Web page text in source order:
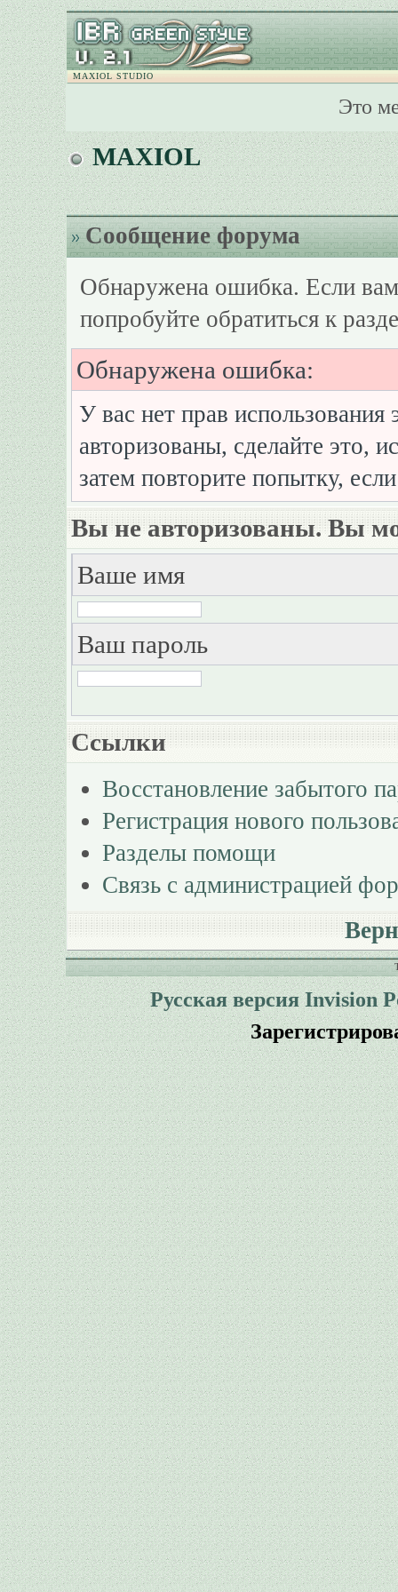
MAXIOL STUDIO
Это
MAXIOL
Сообщение форума
Обнаружена ошибка. Если
попробуйте обратиться к
Обнаружена ошибка:
У вас нет прав
авторизованы, сделайте это,
затем повторите попытку,
Вы не авторизованы. Вы
Ваше имя
Ваш пароль
Ссылки
Восстановление забытого
Регистрация нового
Разделы помощи
Связь с администрацией
Русская версия Invision